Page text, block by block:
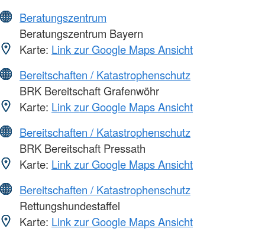
Beratungszentrum
Beratungszentrum Bayern
Karte: Link zur Google Maps Ansicht
Bereitschaften / Katastrophenschutz
BRK Bereitschaft Grafenwöhr
Karte: Link zur Google Maps Ansicht
Bereitschaften / Katastrophenschutz
BRK Bereitschaft Pressath
Karte: Link zur Google Maps Ansicht
Bereitschaften / Katastrophenschutz
Rettungshundestaffel
Karte: Link zur Google Maps Ansicht